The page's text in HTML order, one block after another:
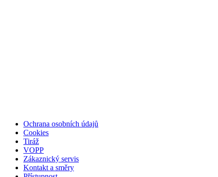
Ochrana osobních údajů
Cookies
Tiráž
VOPP
Zákaznický servis
Kontakt a směry